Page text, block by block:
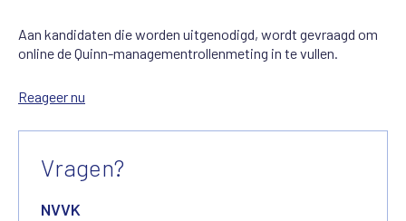
Aan kandidaten die worden uitgenodigd, wordt gevraagd om
online de Quinn-managementrollenmeting in te vullen.
Reageer nu
Vragen?
NVVK